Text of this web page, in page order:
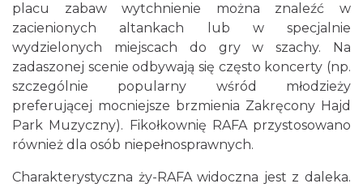
placu zabaw wytchnienie można znaleźć w
zacienionych altankach lub w specjalnie
wydzielonych miejscach do gry w szachy. Na
zadaszonej scenie odbywają się często koncerty (np.
szczególnie popularny wśród młodzieży
preferującej mocniejsze brzmienia Zakręcony Hajd
Park Muzyczny). Fikołkownię RAFA przystosowano
również dla osób niepełnosprawnych.
Charakterystyczna ży-RAFA widoczna jest z daleka.